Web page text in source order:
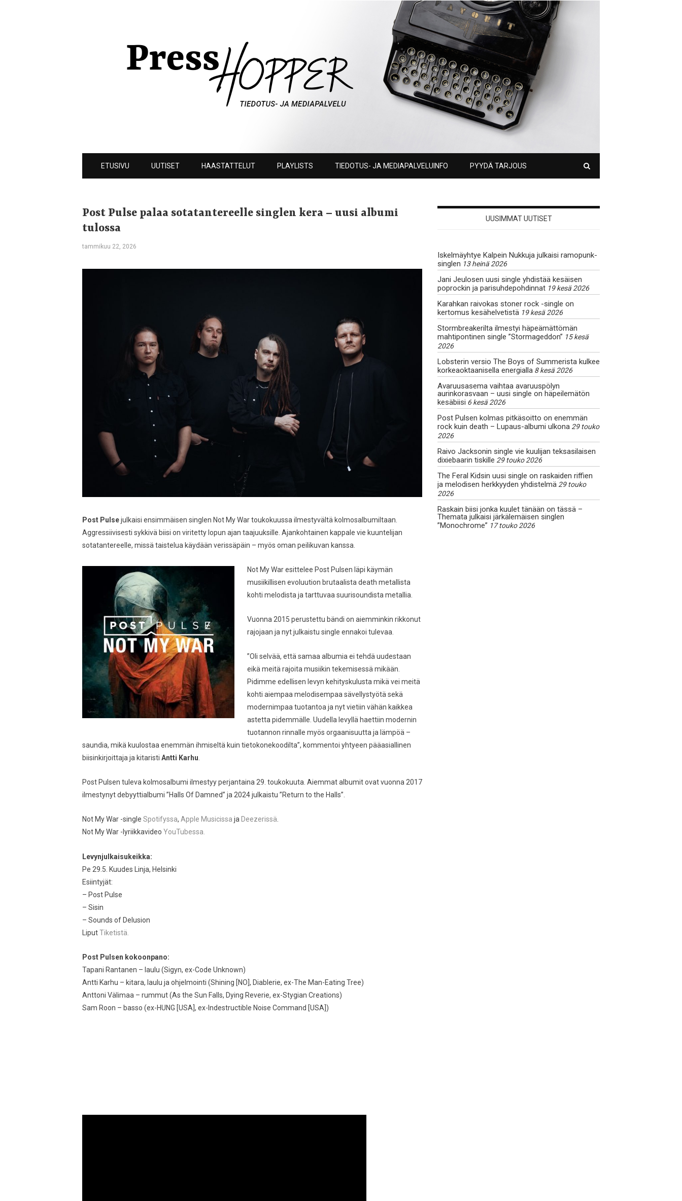
ETUSIVU UUTISET HAASTATTELUT PLAYLISTS TIEDOTUS- JA MEDIAPALVELUINFO PYYDÄ TARJOUS
Post Pulse palaa sotatantereelle singlen kera – uusi albumi
tulossa
tammikuu 22, 2026
Post Pulsejulkaisi ensimmäisen singlen Not My Wartoukokuussa ilmestyvältä kolmosalbumiltaan.
Aggressiivisesti sykkivä biisi on viritetty lopun ajan taajuuksille. Ajankohtainen kappale vie kuuntelijan
sotatantereelle, missä taistelua käydään verissäpäin – myös oman peilikuvan kanssa.
Not My War esittelee Post Pulsen läpi käymän
musiikillisen evoluution brutaalista death metallista
kohti melodista ja tarttuvaa suurisoundista metallia.
Vuonna 2015 perustettu bändi on aiemminkin rikkonut
rajojaan ja nyt julkaistu single ennakoi tulevaa.
”Oli selvää, että samaa albumia ei tehdä uudestaan
eikä meitä rajoita musiikin tekemisessä mikään.
Pidimme edellisen levyn kehityskulusta mikä vei meitä
kohti aiempaa melodisempaa sävellystyötä sekä
modernimpaa tuotantoa ja nyt vietiin vähän kaikkea
astetta pidemmälle. Uudella levyllä haettiin modernin
tuotannon rinnalle myös orgaanisuutta ja lämpöä –
saundia, mikä kuulostaa enemmän ihmiseltä kuin tietokonekoodilta”, kommentoi yhtyeen pääasiallinen
biisinkirjoittaja ja kitaristi Antti Karhu.
Post Pulsen tuleva kolmosalbumi ilmestyy perjantaina 29. toukokuuta. Aiemmat albumit ovat vuonna 2017
ilmestynyt debyyttialbumi ”Halls Of Damned” ja 2024 julkaistu ”Return to the Halls”.
Not My War -single Spotifyssa, Apple Musicissa ja Deezerissä.
Not My War -lyriikkavideo YouTubessa.
Levynjulkaisukeikka:
Pe 29.5. Kuudes Linja, Helsinki
Esiintyjät:
– Post Pulse
– Sisin
– Sounds of Delusion
LiputTiketistä.
Post Pulsen kokoonpano:
Tapani Rantanen – laulu (Sigyn, ex-Code Unknown)
Antti Karhu – kitara, laulu ja ohjelmointi (Shining [NO], Diablerie, ex-The Man-Eating Tree)
Anttoni Välimaa – rummut (As the Sun Falls, Dying Reverie, ex-Stygian Creations)
Sam Roon – basso (ex-HUNG [USA], ex-Indestructible Noise Command [USA])
UUSIMMAT UUTISET
Iskelmäyhtye Kalpein Nukkuja julkaisi ramopunk-
singlen 13 heinä 2026
Jani Jeulosen uusi single yhdistää kesäisen
poprockin ja parisuhdepohdinnat 19 kesä 2026
Karahkan raivokas stoner rock -single on
kertomus kesähelvetistä 19 kesä 2026
Stormbreakerilta ilmestyi häpeämättömän
mahtipontinen single ”Stormageddon” 15 kesä
2026
Lobsterin versio The Boys of Summerista kulkee
korkeaoktaanisella energialla 8 kesä 2026
Avaruusasema vaihtaa avaruuspölyn
aurinkorasvaan – uusi single on häpeilemätön
kesäbiisi 6 kesä 2026
Post Pulsen kolmas pitkäsoitto on enemmän
rock kuin death – Lupaus-albumi ulkona 29 touko
2026
Raivo Jacksonin single vie kuulijan teksasilaisen
dixiebaarin tiskille 29 touko 2026
The Feral Kidsin uusi single on raskaiden riffien
ja melodisen herkkyyden yhdistelmä 29 touko
2026
Raskain biisi jonka kuulet tänään on tässä –
Themata julkaisi järkälemäisen singlen
”Monochrome” 17 touko 2026